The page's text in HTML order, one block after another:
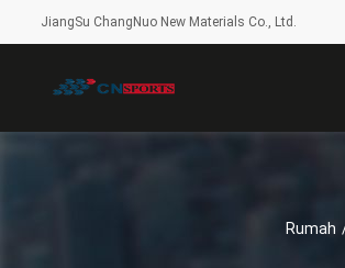
JiangSu ChangNuo New Materials Co., Ltd.
Rumah